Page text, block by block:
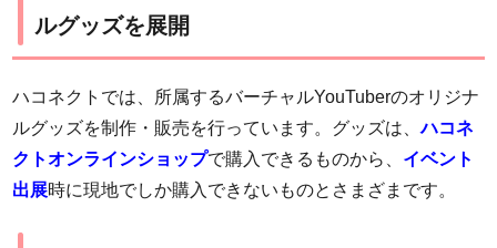
ルグッズを展開
ハコネクトでは、所属するバーチャルYouTuberのオリジナ
ルグッズを制作・販売を行っています。グッズは、ハコネ
クトオンラインショップで購入できるものから、 イベント
出展時に現地でしか購入できないものとさまざまです。